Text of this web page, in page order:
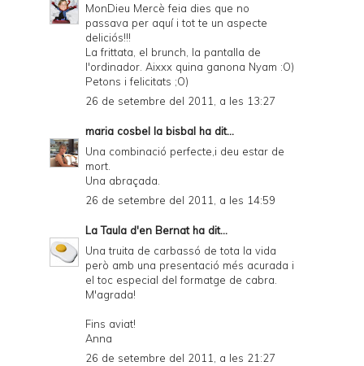
MonDieu Mercè feia dies que no
passava per aquí i tot te un aspecte
deliciós!!!
La frittata, el brunch, la pantalla de
l'ordinador. Aixxx quina ganona Nyam :O)
Petons i felicitats ;O)
26 de setembre del 2011, a les 13:27
maria cosbel la bisbal ha dit...
Una combinació perfecte,i deu estar de
mort.
Una abraçada.
26 de setembre del 2011, a les 14:59
La Taula d'en Bernatha dit...
Una truita de carbassó de tota la vida
però amb una presentació més acurada i
el toc especial del formatge de cabra.
M'agrada!
Fins aviat!
Anna
26 de setembre del 2011, a les 21:27